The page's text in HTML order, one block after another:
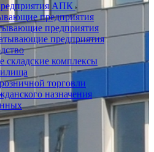
АПК
предприятия
предприятия
предприятия
складские комплексы
торговли
назначения